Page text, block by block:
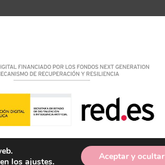
en losajustes. Aceptar y ocultar